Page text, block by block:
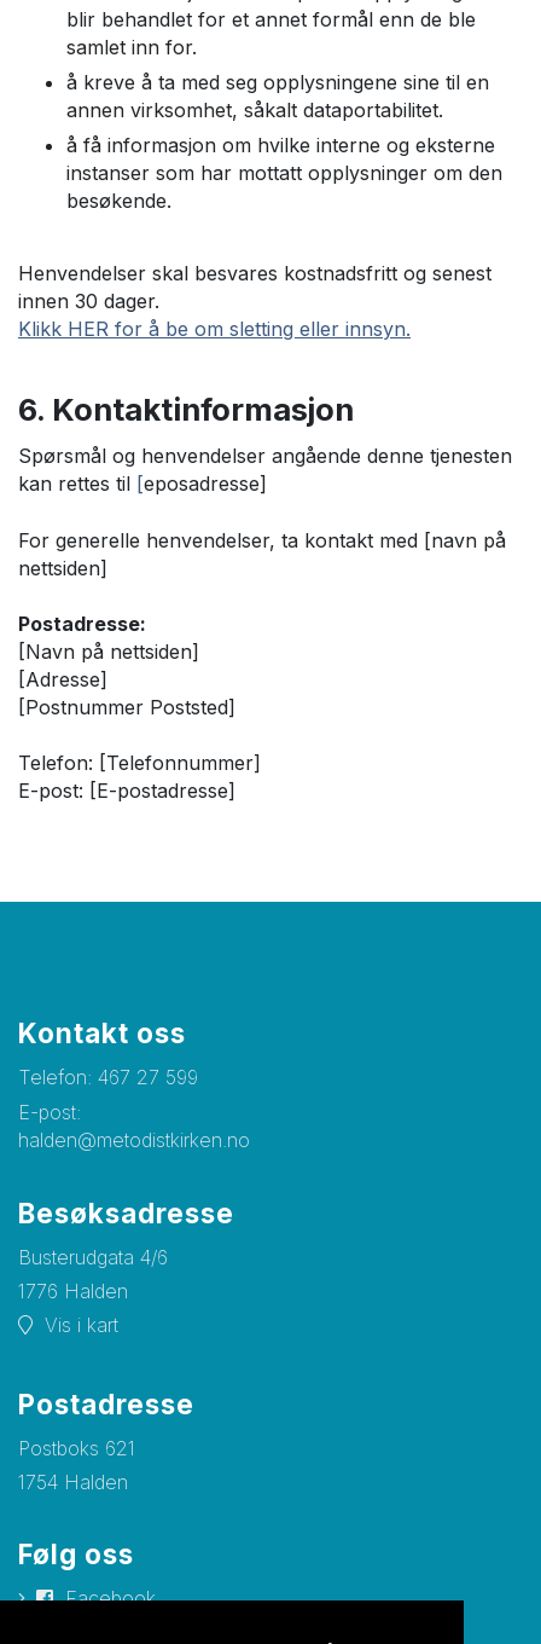
blir behandlet for et annet formål enn de ble
samlet inn for.
å kreve å ta med seg opplysningene sine til en
annen virksomhet, såkalt dataportabilitet.
å få informasjon om hvilke interne og eksterne
instanser som har mottatt opplysninger om den
besøkende.
Henvendelser skal besvares kostnadsfritt og senest
innen 30 dager.
Klikk HER for å be om sletting eller innsyn.
6. Kontaktinformasjon
Spørsmål og henvendelser angående denne tjenesten
kan rettes til [eposadresse]
For generelle henvendelser, ta kontakt med [navn på
nettsiden]
Postadresse:
[Navn på nettsiden]
[Adresse]
[Postnummer Poststed]
Telefon: [Telefonnummer]
E-post: [E-postadresse]
Kontakt oss
Telefon: 467 27 599
E-post:
halden@metodistkirken.no
Besøksadresse
Busterudgata 4/6
1776 Halden
Vis i kart
Postadresse
Postboks 621
1754 Halden
Følg oss
Facebook